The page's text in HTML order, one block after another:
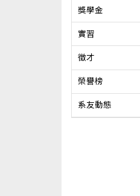
獎學金
實習
徵才
榮譽榜
系友動態